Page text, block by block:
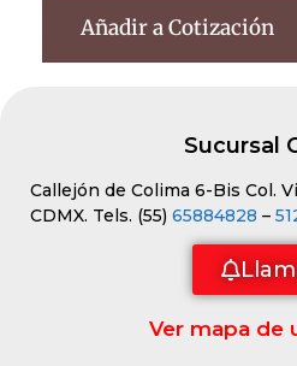
Añadir a Cotización
Sucursal
Callejón de Colima 6-Bis Col.
CDMX. Tels. (55) 65884828 –
Ver mapa de